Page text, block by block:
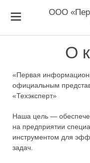
ООО
О
«Первая
официальным
«Техэксперт»
Наша цель —
на предприятии
инструментом для
задач.